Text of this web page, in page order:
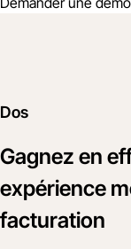
Dos
Gagnez en
expérience
facturation